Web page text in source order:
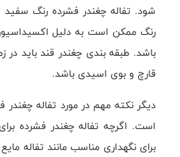
شود. تفاله چغندر فشرده رنگ سفید
رنگ ممکن است به دلیل
باشد. طبقه بندی چغندر قند باید
قارچ و بوی اسیدی باشد.
دیگر نکته مهم در مورد تفاله
است. اگرچه تفاله چغندر فشرده
برای نگهداری مناسب مانند تفاله